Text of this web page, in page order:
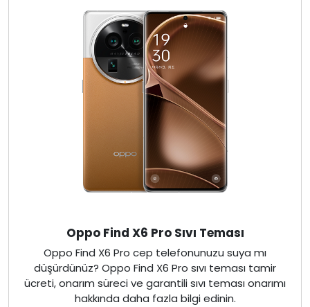
Oppo Find X6 Pro Sıvı Teması
Oppo Find X6 Pro cep telefonunuzu suya mı
düşürdünüz? Oppo Find X6 Pro sıvı teması tamir
ücreti, onarım süreci ve garantili sıvı teması onarımı
hakkında daha fazla bilgi edinin.